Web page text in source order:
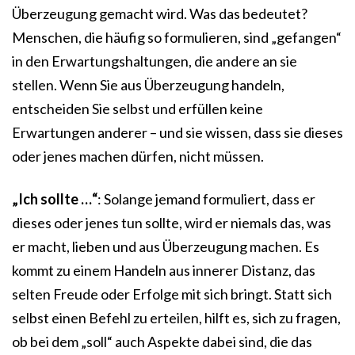
Überzeugung gemacht wird. Was das bedeutet?
Menschen, die häufig so formulieren, sind „gefangen“
in den Erwartungshaltungen, die andere an sie
stellen. Wenn Sie aus Überzeugung handeln,
entscheiden Sie selbst und erfüllen keine
Erwartungen anderer – und sie wissen, dass sie dieses
oder jenes machen dürfen, nicht müssen.
„Ich sollte …“: Solange jemand formuliert, dass er
dieses oder jenes tun sollte, wird er niemals das, was
er macht, lieben und aus Überzeugung machen. Es
kommt zu einem Handeln aus innerer Distanz, das
selten Freude oder Erfolge mit sich bringt. Statt sich
selbst einen Befehl zu erteilen, hilft es, sich zu fragen,
ob bei dem „soll“ auch Aspekte dabei sind, die das